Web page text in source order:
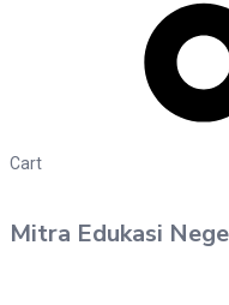
Cart
Mitra Edukasi